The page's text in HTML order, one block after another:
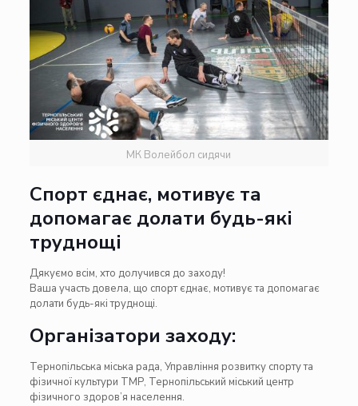
МК Волейбол сидячи
Спорт єднає, мотивує та
допомагає долати будь-які
труднощі
Дякуємо всім, хто долучився до заходу!
Ваша участь довела, що спорт єднає, мотивує та допомагає
долати будь-які труднощі.
Організатори заходу:
Тернопільська міська рада, Управління розвитку спорту та
фізичної культури ТМР, Тернопільський міський центр
фізичного здоров’я населення.